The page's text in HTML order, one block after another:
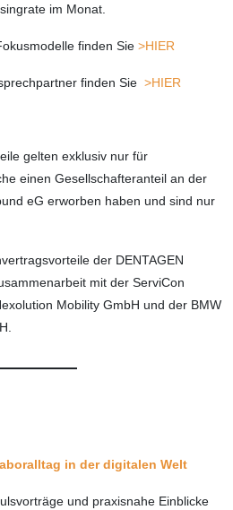
im Monat.
finden Sie >HIER
finden Sie >HIER
gelten exklusiv nur für
einen Gesellschafteranteil an der
eG erworben haben und sind nur
der DENTAGEN
mit der ServiCon
Mobility GmbH und der BMW
in der digitalen Welt
und praxisnahe Einblicke